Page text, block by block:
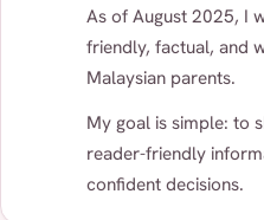
As of August 2025, I
friendly, factual, and
Malaysian parents.
My goal is simple: to
reader-friendly
confident decisions.